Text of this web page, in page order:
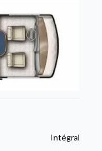
Intégral